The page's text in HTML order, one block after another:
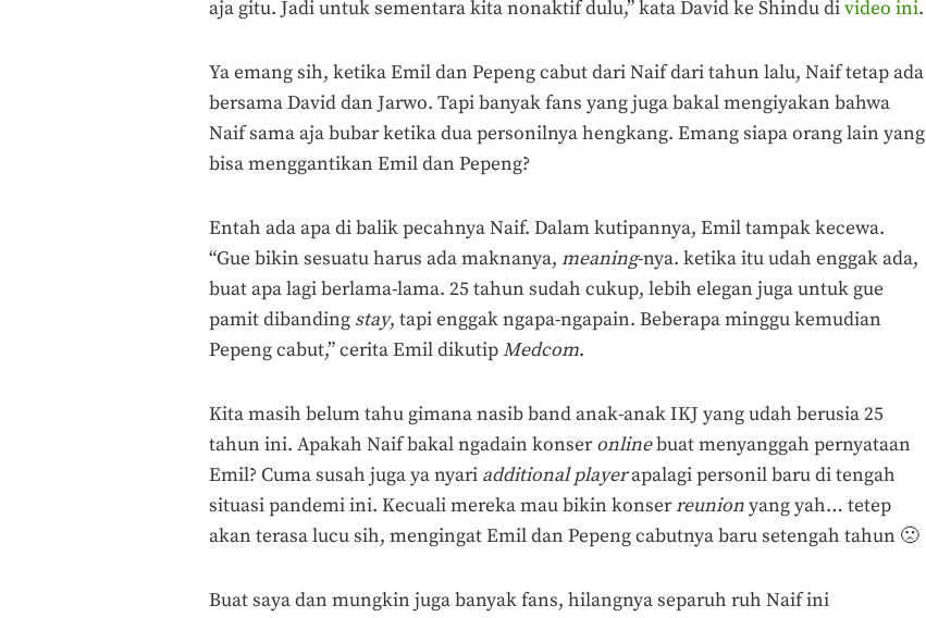
aja gitu. Jadi untuk sementara kita nonaktif dulu,” kata David ke Shindu divideo ini.
Ya emang sih, ketika Emil dan Pepeng cabut dari Naif dari tahun lalu, Naif tetap ada
bersama David dan Jarwo. Tapi banyak fans yang juga bakal mengiyakan bahwa
Naif sama aja bubar ketika dua personilnya hengkang. Emang siapa orang lain yang
bisa menggantikan Emil dan Pepeng?
Entah ada apa di balik pecahnya Naif. Dalam kutipannya, Emil tampak kecewa.
“Gue bikin sesuatu harus ada maknanya, meaning-nya. ketika itu udah enggak ada,
buat apa lagi berlama-lama. 25 tahun sudah cukup, lebih elegan juga untuk gue
pamit dibanding stay, tapi enggak ngapa-ngapain. Beberapa minggu kemudian
Pepeng cabut,” cerita Emil dikutipMedcom.
Kita masih belum tahu gimana nasib band anak-anak IKJ yang udah berusia 25
tahun ini. Apakah Naif bakal ngadain konseronlinebuat menyanggah pernyataan
Emil? Cuma susah juga ya nyari additional playerapalagi personil baru di tengah
situasi pandemi ini. Kecuali mereka mau bikin konserreunionyang yah… tetep
akan terasa lucu sih, mengingat Emil dan Pepeng cabutnya baru setengah tahun 🙁
Buat saya dan mungkin juga banyak fans, hilangnya separuh ruh Naif ini